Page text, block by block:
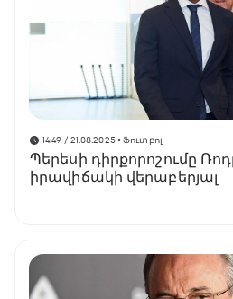
14:49 / 21.08.2025• Ֆուտբոլ
Պերեսի դիրքորոշումը
իրավիճակի վերաբերյալ